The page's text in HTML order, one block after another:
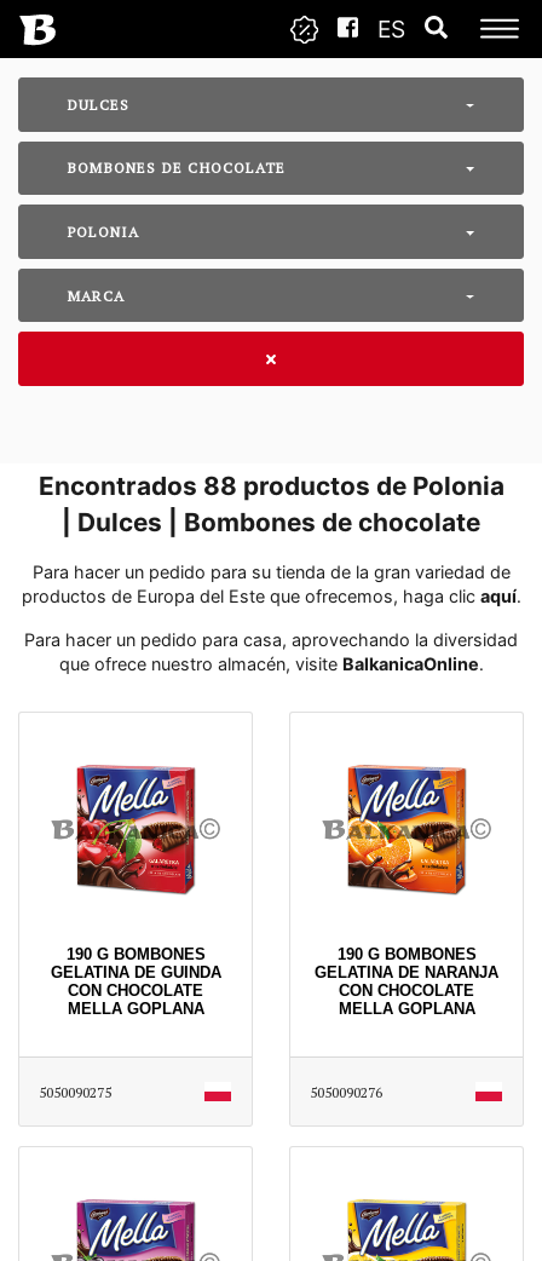
ES
DULCES
BOMBONES DE CHOCOLATE
POLONIA
MARCA
Encontrados 88 productos de Polonia
| Dulces | Bombones de chocolate
Para hacer un pedido para su tienda de la gran variedad de
productos de Europa del Este que ofrecemos, haga clic aquí․
Para hacer un pedido para casa, aprovechando la diversidad
que ofrece nuestro almacén, visite BalkanicaOnline․
190 G BOMBONES
GELATINA DE GUINDA
CON CHOCOLATE
MELLA GOPLANA
5050090275
190 G BOMBONES
GELATINA DE NARANJA
CON CHOCOLATE
MELLA GOPLANA
5050090276